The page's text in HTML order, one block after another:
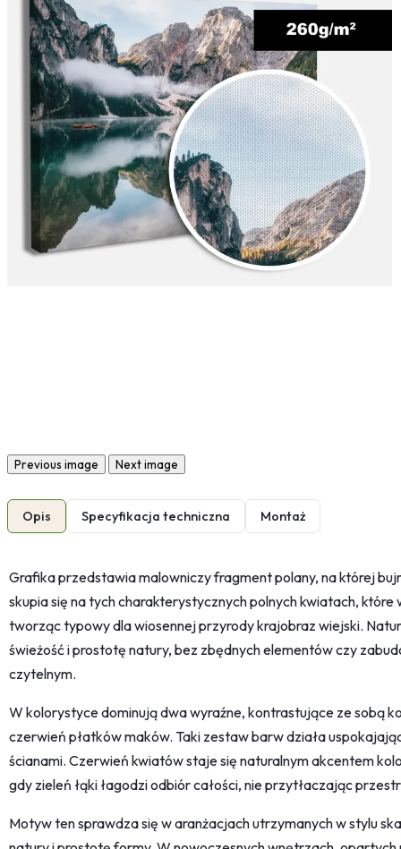
Previous image Next image
Opis Specyfikacja techniczna Montaż
Grafika przedstawia malowniczy fragment polany, na której
skupia się na tych charakterystycznych polnych kwiatach,
tworząc typowy dla wiosennej przyrody krajobraz wiejski.
świeżość i prostotę natury, bez zbędnych elementów czy
czytelnym.
W kolorystyce dominują dwa wyraźne, kontrastujące ze sobą
czerwień płatków maków. Taki zestaw barw działa
ścianami. Czerwień kwiatów staje się naturalnym akcentem
gdy zieleń łąki łagodzi odbiór całości, nie przytłaczając
Motyw ten sprawdza się w aranżacjach utrzymanych w stylu